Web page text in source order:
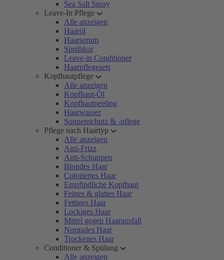
Sea Salt Spray
Leave-In Pflege
Alle anzeigen
Haaröl
Haarserum
Sprühkur
Leave-in Conditioner
Haarpflegesets
Kopfhautpflege
Alle anzeigen
Kopfhaut-Öl
Kopfhautpeeling
Haarwasser
Sonnenschutz & -pflege
Pflege nach Haartyp
Alle anzeigen
Anti-Frizz
Anti-Schuppen
Blondes Haar
Coloriertes Haar
Empfindliche Kopfhaut
Feines & glattes Haar
Fettiges Haar
Lockiges Haar
Mittel gegen Haarausfall
Normales Haar
Trockenes Haar
Conditioner & Spülung
Alle anzeigen